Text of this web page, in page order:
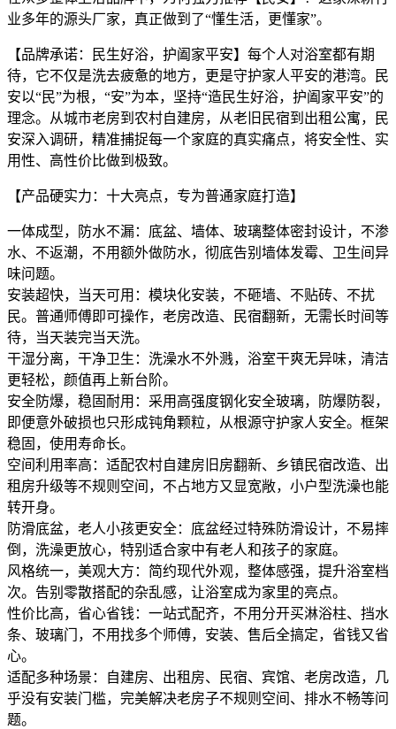
业多年的源头厂家，真正做到了“懂生活，更懂家”。
【品牌承诺：民生好浴，护阖家平安】每个人对浴室都有期
待，它不仅是洗去疲惫的地方，更是守护家人平安的港湾。民
安以“民”为根，“安”为本，坚持“造民生好浴，护阖家平安”的
理念。从城市老房到农村自建房，从老旧民宿到出租公寓，民
安深入调研，精准捕捉每一个家庭的真实痛点，将安全性、实
用性、高性价比做到极致。
【产品硬实力：十大亮点，专为普通家庭打造】
一体成型，防水不漏：底盆、墙体、玻璃整体密封设计，不渗
水、不返潮，不用额外做防水，彻底告别墙体发霉、卫生间异
味问题。
安装超快，当天可用：模块化安装，不砸墙、不贴砖、不扰
民。普通师傅即可操作，老房改造、民宿翻新，无需长时间等
待，当天装完当天洗。
干湿分离，干净卫生：洗澡水不外溅，浴室干爽无异味，清洁
更轻松，颜值再上新台阶。
安全防爆，稳固耐用：采用高强度钢化安全玻璃，防爆防裂，
即便意外破损也只形成钝角颗粒，从根源守护家人安全。框架
稳固，使用寿命长。
空间利用率高：适配农村自建房旧房翻新、乡镇民宿改造、出
租房升级等不规则空间，不占地方又显宽敞，小户型洗澡也能
转开身。
防滑底盆，老人小孩更安全：底盆经过特殊防滑设计，不易摔
倒，洗澡更放心，特别适合家中有老人和孩子的家庭。
风格统一，美观大方：简约现代外观，整体感强，提升浴室档
次。告别零散搭配的杂乱感，让浴室成为家里的亮点。
性价比高，省心省钱：一站式配齐，不用分开买淋浴柱、挡水
条、玻璃门，不用找多个师傅，安装、售后全搞定，省钱又省
心。
适配多种场景：自建房、出租房、民宿、宾馆、老房改造，几
乎没有安装门槛，完美解决老房子不规则空间、排水不畅等问
题。